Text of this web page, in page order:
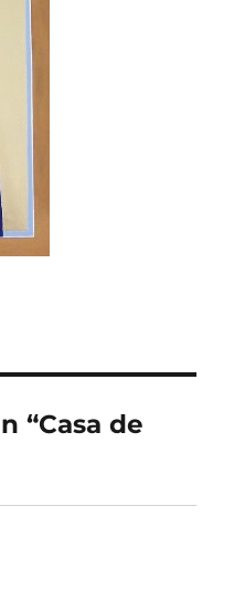
“Casa de